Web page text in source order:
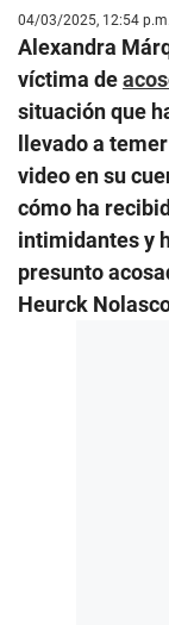
04/03/2025, 12:54 p.m.
Alexandra
víctima de
situación que
llevado a
video en su
cómo ha
intimidantes y
presunto
Heurck